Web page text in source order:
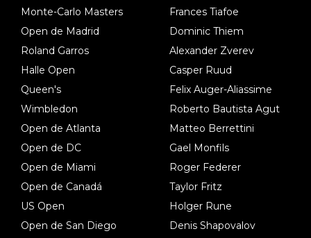
Monte-Carlo Masters
Open de Madrid
Roland Garros
Halle Open
Queen's
Wimbledon
Open de Atlanta
Open de DC
Open de Miami
Open de Canadá
US Open
Open de San Diego
Frances Tiafoe
Dominic Thiem
Alexander Zverev
Casper Ruud
Felix Auger-Aliassime
Roberto Bautista Agut
Matteo Berrettini
Gael Monfils
Roger Federer
Taylor Fritz
Holger Rune
Denis Shapovalov